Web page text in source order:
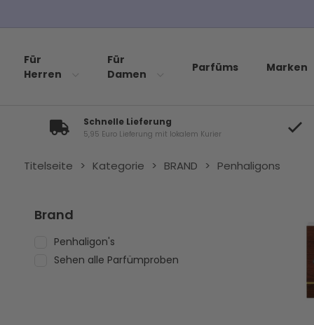
Für
Herren
Für
Damen
Parfüms Marken
Schnelle Lieferung
5,95 Euro Lieferung mit lokalem Kurier
Titelseite > Kategorie > BRAND > Penhaligons
Brand
Penhaligon's
Sehen alle Parfümproben